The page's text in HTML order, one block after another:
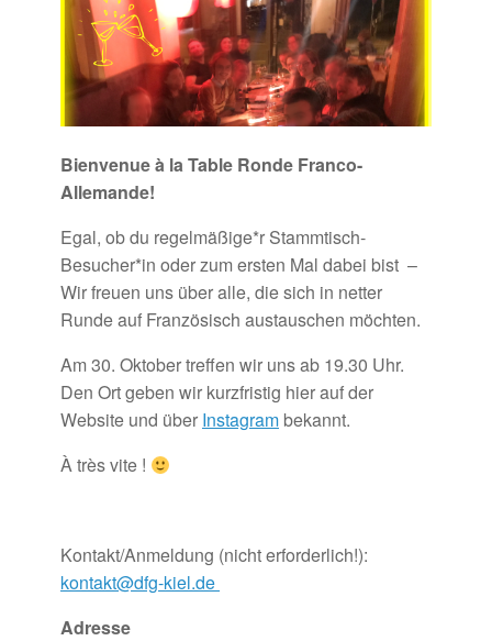
Bienvenue à la Table Ronde Franco-
Allemande!
Egal, ob du regelmäßige*r Stammtisch-
Besucher*in oder zum ersten Mal dabei bist –
Wir freuen uns über alle, die sich in netter
Runde auf Französisch austauschen möchten.
Am 30. Oktober treffen wir uns ab 19.30 Uhr.
Den Ort geben wir kurzfristig hier auf der
Website und über Instagram bekannt.
À très vite !
Kontakt/Anmeldung (nicht erforderlich!):
kontakt@dfg-kiel.de
Adresse